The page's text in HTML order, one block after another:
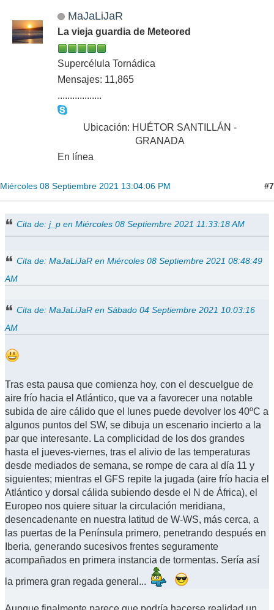
MaJaLiJaR
La vieja guardia de Meteored
Supercélula Tornádica
Mensajes: 11,865
..................
Ubicación: HUÉTOR SANTILLÁN -
GRANADA
En línea
Miércoles 08 Septiembre 2021 13:04:06 PM #7
Cita de: j_p en Miércoles 08 Septiembre 2021 11:33:18 AM
Cita de: MaJaLiJaR en Miércoles 08 Septiembre 2021 08:48:49
AM
Cita de: MaJaLiJaR en Sábado 04 Septiembre 2021 10:03:16
AM
Tras esta pausa que comienza hoy, con el descuelgue de
aire frío hacia el Atlántico, que va a favorecer una notable
subida de aire cálido que el lunes puede devolver los 40ºC a
algunos puntos del SW, se dibuja un escenario incierto a la
par que interesante. La complicidad de los dos grandes
hasta el jueves-viernes, tras el alivio de las temperaturas
desde mediados de semana, se rompe de cara al día 11 y
siguientes; mientras el GFS repite la jugada (aire frío hacia el
Atlántico y dorsal cálida subiendo desde el N de África), el
Europeo nos quiere situar la circulación meridiana,
desencadenante en nuestra latitud de W-WS, más cerca, a
las puertas de la Península primero, penetrando después en
Iberia, generando sucesivos frentes seguramente
acompañados en primera instancia de tormentas. Sería así
la primera gran regada general...